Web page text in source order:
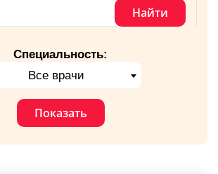
Найти
Специальность:
Все врачи
Показать